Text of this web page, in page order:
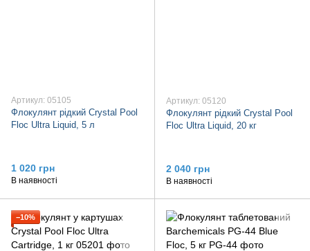
Артикул: 05105
Флокулянт рідкий Crystal Pool
Floc Ultra Liquid, 5 л
1 020 грн
В наявності
Артикул: 05120
Флокулянт рідкий Crystal Pool
Floc Ultra Liquid, 20 кг
2 040 грн
В наявності
−10%